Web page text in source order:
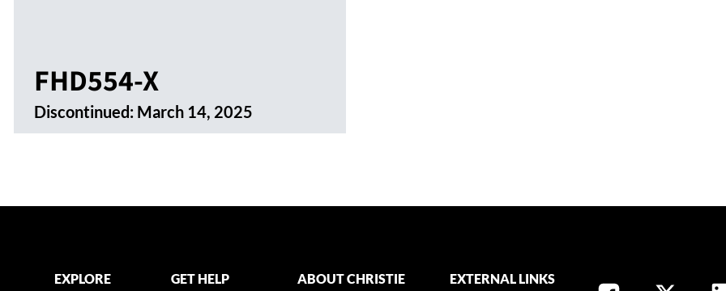
FHD554-X
Discontinued: March 14, 2025
EXPLORE GET HELP ABOUT CHRISTIE EXTERNAL LINKS